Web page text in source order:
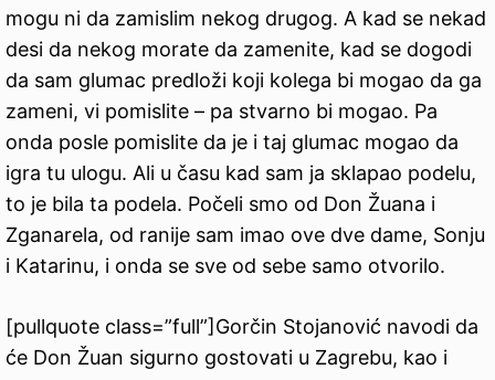
mogu ni da zamislim nekog drugog. A kad se nekad
desi da nekog morate da zamenite, kad se dogodi
da sam glumac predloži koji kolega bi mogao da ga
zameni, vi pomislite – pa stvarno bi mogao. Pa
onda posle pomislite da je i taj glumac mogao da
igra tu ulogu. Ali u času kad sam ja sklapao podelu,
to je bila ta podela. Počeli smo od Don Žuana i
Zganarela, od ranije sam imao ove dve dame, Sonju
i Katarinu, i onda se sve od sebe samo otvorilo.
[pullquote class=”full”]Gorčin Stojanović navodi da
će Don Žuan sigurno gostovati u Zagrebu, kao i